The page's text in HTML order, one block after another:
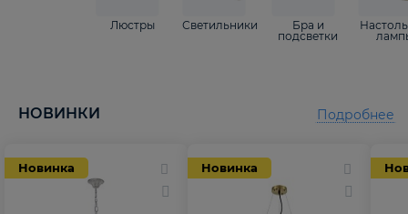
Люстры Светильники
Бра и
подсветки
НОВИНКИ
Новинка Новинка
Подробнее